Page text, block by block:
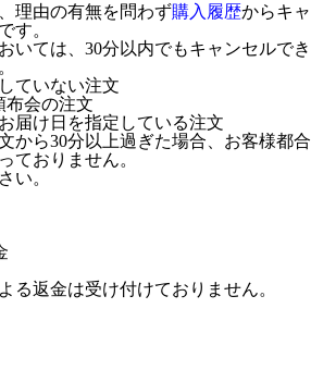
理由の有無を問わず購入履歴からキャ
す。
いては、30分以内でもキャンセルでき
ていない注文
布会の注文
届け日を指定している注文
から30分以上過ぎた場合、お客様都合
ておりません。
い。
る返金は受け付けておりません。